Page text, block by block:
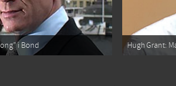
i Bond Hugh Grant: